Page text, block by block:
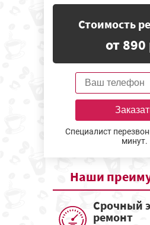
Стоимость
от 890
Специалист
минут.
Наши
Срочный
ремонт